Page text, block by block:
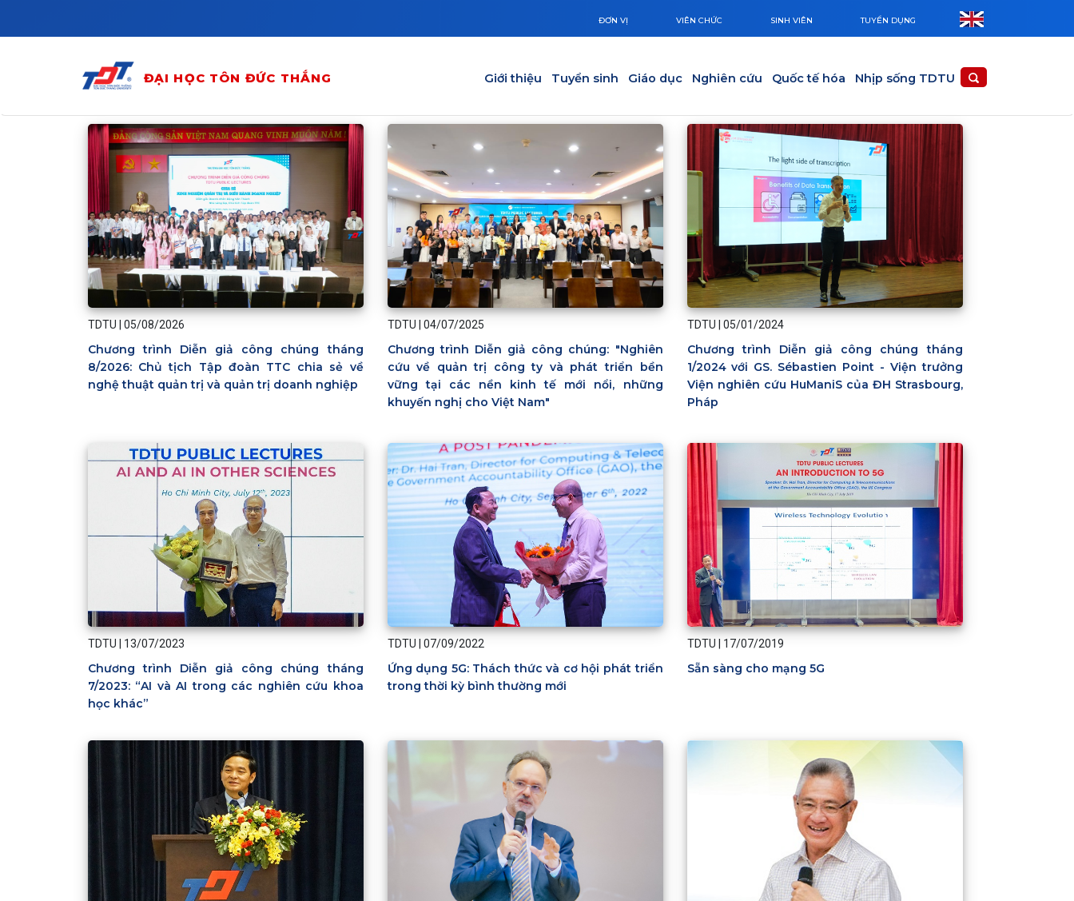
ĐƠN VỊ VIÊN CHỨC SINH VIÊN TUYỂN DỤNG
ĐẠI HỌC TÔN ĐỨC THẮNG Giới thiệu Tuyển sinh Giáo dục Nghiên cứu Quốc tế hóa Nhịp sống TDTU
TDTU 05/08/2026
Chương trình Diễn giả công chúng tháng
8/2026: Chủ tịch Tập đoàn TTC chia sẻ về
nghệ thuật quản trị và quản trị doanh nghiệp
TDTU 04/07/2025
Chương trình Diễn giả công chúng: "Nghiên
cứu về quản trị công ty và phát triển bền
vững tại các nền kinh tế mới nổi, những
khuyến nghị cho Việt Nam"
TDTU 05/01/2024
Chương trình Diễn giả công chúng tháng
1/2024 với GS. Sébastien Point - Viện trưởng
Viện nghiên cứu HuManiS của ĐH Strasbourg,
Pháp
TDTU 13/07/2023
Chương trình Diễn giả công chúng tháng
7/2023: “AI và AI trong các nghiên cứu khoa
học khác”
TDTU 07/09/2022
Ứng dụng 5G: Thách thức và cơ hội phát triển
trong thời kỳ bình thường mới
TDTU 17/07/2019
Sẵn sàng cho mạng 5G